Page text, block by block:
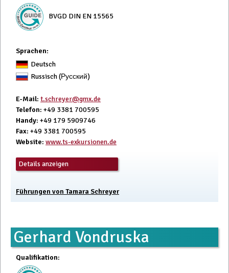
BVGD DIN EN 15565
Sprachen:
Deutsch
Russisch (Русский)
E-Mail: t.schreyer@gmx.de
Telefon: +49 3381 700595
Handy: +49 179 5909746
Fax: +49 3381 700595
Website: www.ts-exkursionen.de
Details anzeigen
Führungen von Tamara Schreyer
Gerhard Vondruska
Qualifikation: